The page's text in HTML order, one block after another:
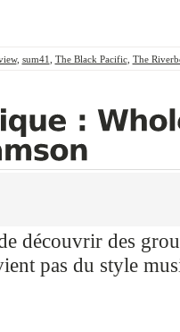
, sum41, The Black Pacific, The
découvrir des
pas du style